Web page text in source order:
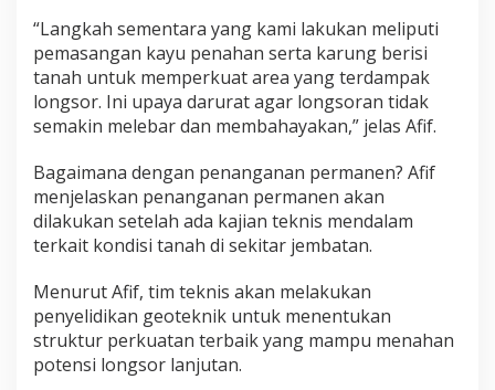
“Langkah sementara yang kami lakukan meliputi
pemasangan kayu penahan serta karung berisi
tanah untuk memperkuat area yang terdampak
longsor. Ini upaya darurat agar longsoran tidak
semakin melebar dan membahayakan,” jelas Afif.
Bagaimana dengan penanganan permanen? Afif
menjelaskan penanganan permanen akan
dilakukan setelah ada kajian teknis mendalam
terkait kondisi tanah di sekitar jembatan.
Menurut Afif, tim teknis akan melakukan
penyelidikan geoteknik untuk menentukan
struktur perkuatan terbaik yang mampu menahan
potensi longsor lanjutan.